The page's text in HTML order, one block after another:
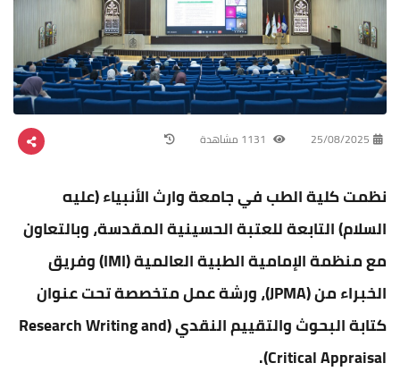
25/08/2025
نظمت كلية الطب في جامعة وارث الأنبياء (عليه
السلام) التابعة للعتبة الحسينية المقدسة، وبالتعاون
مع منظمة الإمامية الطبية العالمية (IMI) وفريق
الخبراء من (JPMA)، ورشة عمل متخصصة تحت عنوان
كتابة البحوث والتقييم النقدي (Research Writing and
Critical Appraisal).